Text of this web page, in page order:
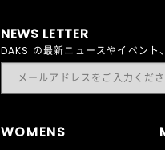
NEWS LETTER
DAKS の最新ニュースやイベント
WOMENS